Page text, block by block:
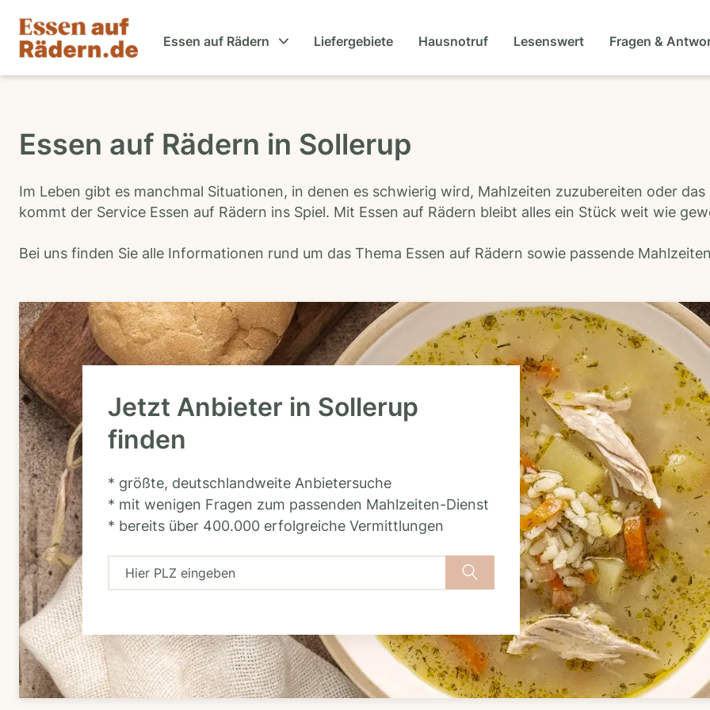
Essen auf Rädern Liefergebiete Hausnotruf Lesenswert Fragen &
Essen auf Rädern in Sollerup
Im Leben gibt es manchmal Situationen, in denen es schwierig wird, Mahlzeiten zuzubereiten oder
kommt der Service Essen auf Rädern ins Spiel. Mit Essen auf Rädern bleibt alles ein Stück weit wie
Bei uns finden Sie alle Informationen rund um das Thema Essen auf Rädern sowie passende
Jetzt Anbieter in Sollerup
finden
* größte, deutschlandweite Anbietersuche
* mit wenigen Fragen zum passenden Mahlzeiten-Dienst
* bereits über 400.000 erfolgreiche Vermittlungen
H
r
P
L